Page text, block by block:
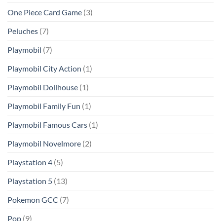
One Piece Card Game (3)
Peluches (7)
Playmobil (7)
Playmobil City Action (1)
Playmobil Dollhouse (1)
Playmobil Family Fun (1)
Playmobil Famous Cars (1)
Playmobil Novelmore (2)
Playstation 4 (5)
Playstation 5 (13)
Pokemon GCC (7)
Pop (9)